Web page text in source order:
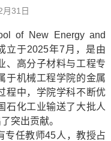
31日
of New Energy and
立于2025年7月，是由
、高分子材料与工程专
于机械工程学院的金属
程中，学院学科不断优
石化工业输送了大批人
突出贡献。
专任教师45人，教授占